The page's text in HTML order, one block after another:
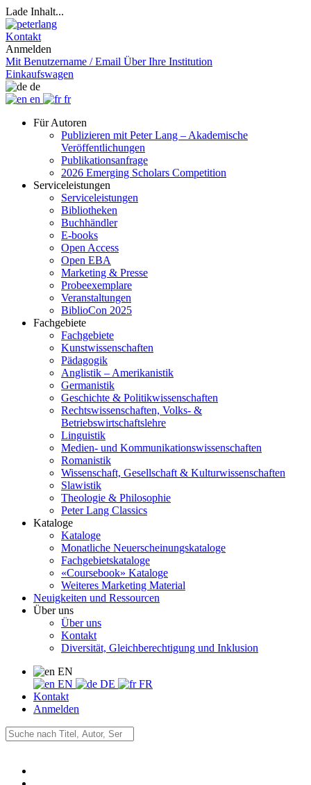
Lade Inhalt...
Kontakt
Anmelden
Mit Benutzername / Email Über Ihre Institution
Einkaufswagen
de
en
fr
Für Autoren
Publizieren mit Peter Lang – Akademische
Veröffentlichungen
Publikationsanfrage
2026 Emerging Scholars Competition
Serviceleistungen
Serviceleistungen
Bibliotheken
Buchhändler
E-books
Open Access
Open EBA
Marketing & Presse
Probeexemplare
Veranstaltungen
BiblioCon 2025
Fachgebiete
Fachgebiete
Kunstwissenschaften
Pädagogik
Anglistik – Amerikanistik
Germanistik
Geschichte & Politikwissenschaften
Rechtswissenschaften, Volks- &
Betriebswirtschaftslehre
Linguistik
Medien- und Kommunikationswissenschaften
Romanistik
Wissenschaft, Gesellschaft & Kulturwissenschaften
Slawistik
Theologie & Philosophie
Peter Lang Classics
Kataloge
Kataloge
Monatliche Neuerscheinungskataloge
Fachgebietskataloge
«Coursebook» Kataloge
Weiteres Marketing Material
Neuigkeiten und Ressourcen
Über uns
Über uns
Kontakt
Diversität, Gleichberechtigung und Inklusion
EN
EN
DE
FR
Kontakt
Anmelden